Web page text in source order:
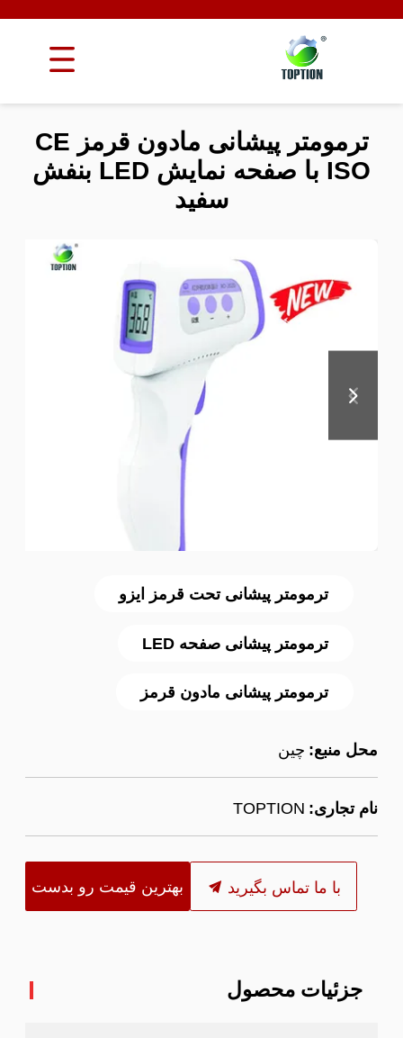
ترمومتر پیشانی تحت قرمز ایزو
ترمومتر پیشانی صفحه LED
ترمومتر پیشانی مادون قرمز
محل منبع: چین
نام تجاری: TOPTION
با ما تماس بگیرید بهترین قیمت رو بدست
ترمومتر پیشانی مادون قرمز CE
ISO با صفحه نمایش LED بنفش
سفید
جزئیات محصول